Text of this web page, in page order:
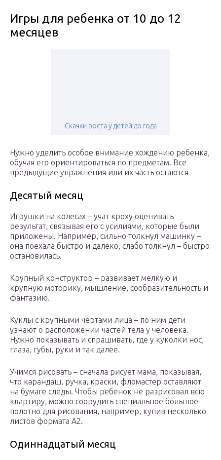
Игры для ребенка от 10 до 12
месяцев
Скачки роста у детей до года
Нужно уделить особое внимание хождению ребенка,
обучая его ориентироваться по предметам. Все
предыдущие упражнения или их часть остаются
Десятый месяц
Игрушки на колесах – учат кроху оценивать
результат, связывая его с усилиями, которые были
приложены. Например, сильно толкнул машинку –
она поехала быстро и далеко, слабо толкнул – быстро
остановилась.
Крупный конструктор – развивает мелкую и
крупную моторику, мышление, сообразительность и
фантазию.
Куклы с крупными чертами лица – по ним дети
узнают о расположении частей тела у человека.
Нужно показывать и спрашивать, где у куколки нос,
глаза, губы, руки и так далее.
Учимся рисовать – сначала рисует мама, показывая,
что карандаш, ручка, краски, фломастер оставляют
на бумаге следы. Чтобы ребенок не разрисовал всю
квартиру, можно соорудить специальное большое
полотно для рисования, например, купив несколько
листов формата А2.
Одиннадцатый месяц